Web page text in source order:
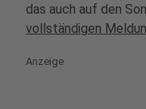
das auch auf den
vollständigen
Anzeige